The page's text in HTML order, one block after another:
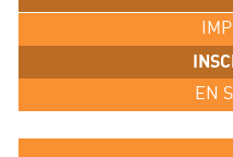
EN